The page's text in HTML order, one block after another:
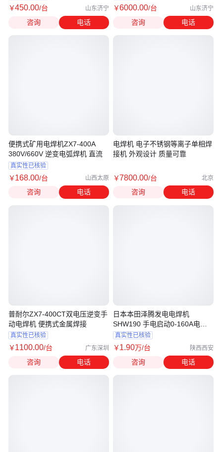
￥450.00/台 山东济宁
咨询 电话
便携式矿用电焊机ZX7-400A
380V/660V 逆变电弧焊机 直流
真实性已核验
￥168.00/台 山西太原
咨询 电话
普耐尔ZX7-400CT双电压逆变手
动电焊机 便携式金属焊接
真实性已核验
￥1100.00/台 广东深圳
咨询 电话
￥6000.00/台 山东济宁
咨询 电话
电焊机 电子不锈钢等离子单相焊
接机 外观设计 质量可靠
￥7800.00/台 北京
咨询 电话
日本本田泽腾发电电焊机
SHW190 手电启动0-160A电流
调节
真实性已核验
￥1.90万/台 陕西西安
咨询 电话